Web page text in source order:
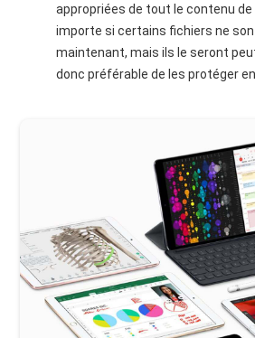
appropriées de tout le contenu
importe si certains fichiers ne
maintenant, mais ils le seront
donc préférable de les protéger